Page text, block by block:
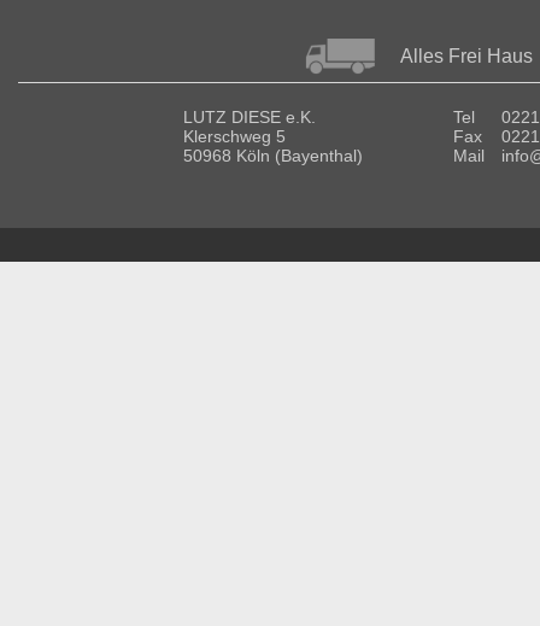
Alles Frei Haus
LUTZ DIESE e.K.
Klerschweg 5
50968 Köln (Bayenthal)
Tel
Fax
Mail